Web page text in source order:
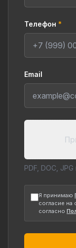
Телефон *
Email
PDF, DOC,
Я принимаю
согласие на
согласно